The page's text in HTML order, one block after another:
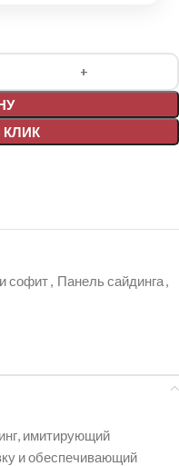
КЛИК
софит, Панель сайдинга,
имитирующий
и обеспечивающий